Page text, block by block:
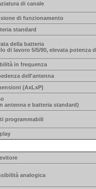
di canale
di funzionamento
standard
della batteria
di lavoro 5/5/90, elevata potenza
in frequenza
dell'antenna
(AxLxP)
antenna e batteria standard)
programmabili
analogica